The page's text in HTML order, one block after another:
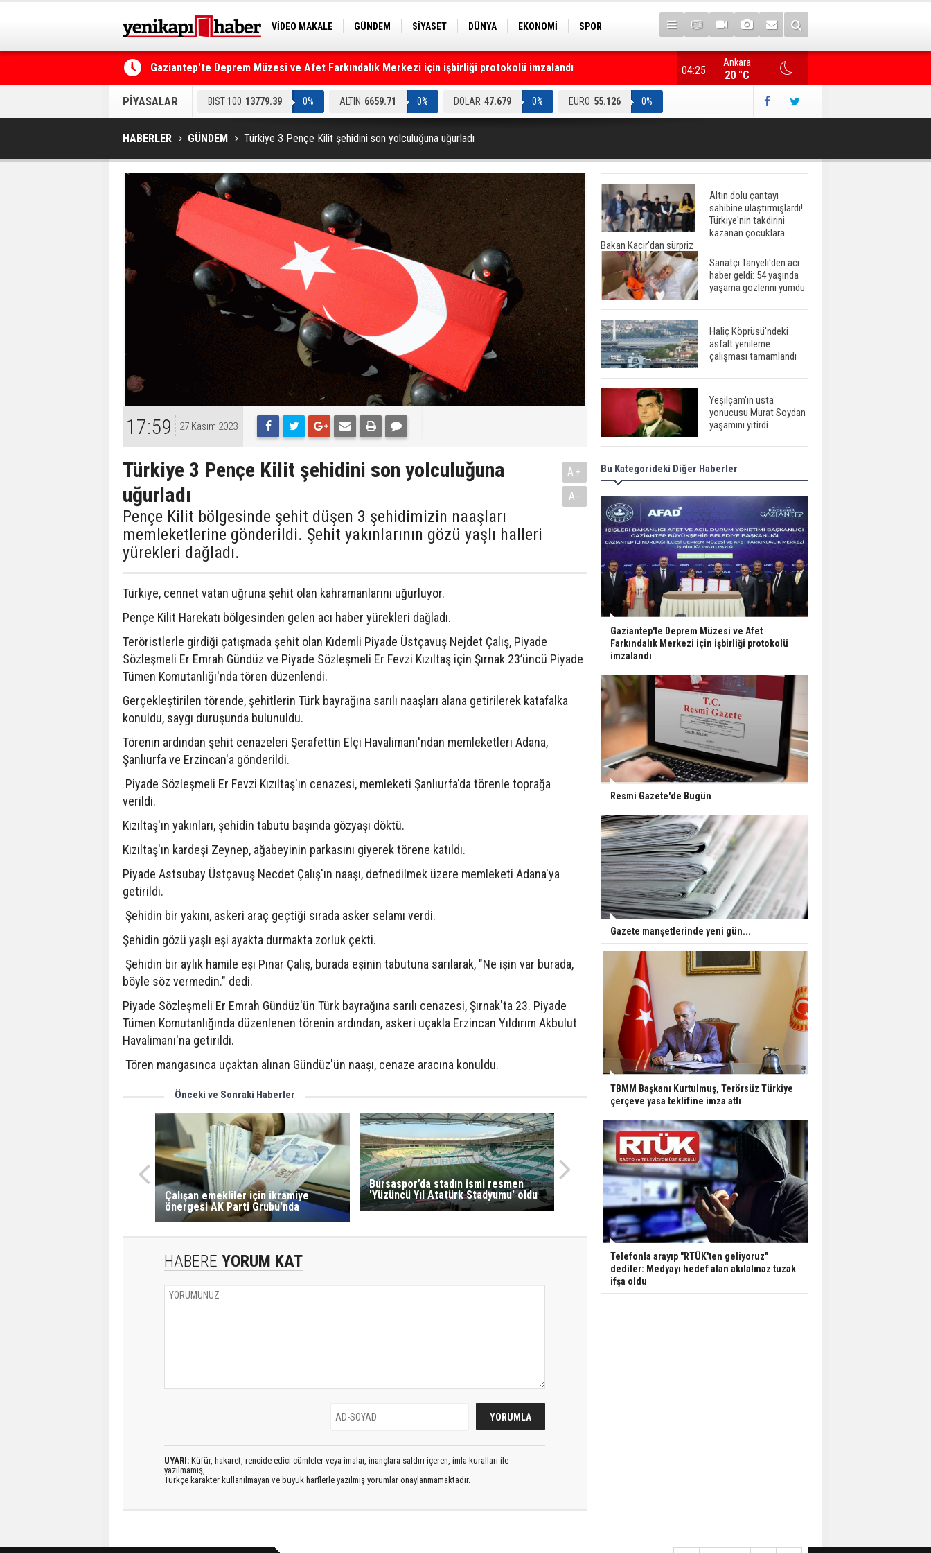
VİDEO MAKALE GÜNDEM SİYASET DÜNYA EKONOMİ
SPOR
Gaziantep'te Deprem Müzesi ve Afet Farkındalık Merkezi için işbirliği protokolü imzalandı
Gazete manşetlerinde yeni gün...
Ankara
20 °C
04:25
PİYASALAR BIST 100 13779.39 0% ALTIN 6659.71 0% DOLAR 47.679 0% EURO 55.126 0%
HABERLER GÜNDEM Türkiye 3 Pençe Kilit şehidini son yolculuğuna uğurladı
17:59 27 Kasım 2023
Türkiye 3 Pençe Kilit şehidini son yolculuğuna
uğurladı
Pençe Kilit bölgesinde şehit düşen 3 şehidimizin naaşları
memleketlerine gönderildi. Şehit yakınlarının gözü yaşlı halleri
yürekleri dağladı.
A+
A-
Türkiye, cennet vatan uğruna şehit olan kahramanlarını uğurluyor.
Pençe Kilit Harekatı bölgesinden gelen acı haber yürekleri dağladı.
Teröristlerle girdiği çatışmada şehit olan Kıdemli Piyade Üstçavuş Nejdet Çalış, Piyade
Sözleşmeli Er Emrah Gündüz ve Piyade Sözleşmeli Er Fevzi Kızıltaş için Şırnak 23’üncü Piyade
Tümen Komutanlığı'nda tören düzenlendi.
Gerçekleştirilen törende, şehitlerin Türk bayrağına sarılı naaşları alana getirilerek katafalka
konuldu, saygı duruşunda bulunuldu.
Törenin ardından şehit cenazeleri Şerafettin Elçi Havalimanı'ndan memleketleri Adana,
Şanlıurfa ve Erzincan'a gönderildi.
Piyade Sözleşmeli Er Fevzi Kızıltaş'ın cenazesi, memleketi Şanlıurfa'da törenle toprağa
verildi.
Kızıltaş'ın yakınları, şehidin tabutu başında gözyaşı döktü.
Kızıltaş'ın kardeşi Zeynep, ağabeyinin parkasını giyerek törene katıldı.
Piyade Astsubay Üstçavuş Necdet Çalış'ın naaşı, defnedilmek üzere memleketi Adana'ya
getirildi.
Şehidin bir yakını, askeri araç geçtiği sırada asker selamı verdi.
Şehidin gözü yaşlı eşi ayakta durmakta zorluk çekti.
Şehidin bir aylık hamile eşi Pınar Çalış, burada eşinin tabutuna sarılarak, "Ne işin var burada,
böyle söz vermedin." dedi.
Piyade Sözleşmeli Er Emrah Gündüz'ün Türk bayrağına sarılı cenazesi, Şırnak'ta 23. Piyade
Tümen Komutanlığında düzenlenen törenin ardından, askeri uçakla Erzincan Yıldırım Akbulut
Havalimanı'na getirildi.
Tören mangasınca uçaktan alınan Gündüz'ün naaşı, cenaze aracına konuldu.
Önceki ve Sonraki Haberler
Çalışan emekliler için ikramiye
önergesi AK Parti Grubu'nda
Bursaspor’da stadın ismi resmen
'Yüzüncü Yıl Atatürk Stadyumu' oldu
HABERE YORUM KAT
UYARI: Küfür, hakaret, rencide edici cümleler veya imalar, inançlara saldırı içeren, imla kuralları ile
yazılmamış,
Türkçe karakter kullanılmayan ve büyük harflerle yazılmış yorumlar onaylanmamaktadır.
Altın dolu çantayı
sahibine ulaştırmışlardı!
Türkiye'nin takdirini
kazanan çocuklara
Bakan Kacır'dan sürpriz
Sanatçı Tanyeli'den acı
haber geldi: 54 yaşında
yaşama gözlerini yumdu
Haliç Köprüsü'ndeki
asfalt yenileme
çalışması tamamlandı
Yeşilçam'ın usta
yonucusu Murat Soydan
yaşamını yitirdi
Meral Akşener ile
Müsavat Dervişoğlu
cenazede görüntülendi
29 Mayıs okullar tatil mi?
Bilim kurgu
gerçekleşiyor...
Dondurulmuş insanları
hayata döndürecek keşif
Ünlü türkücü Mahmut
Tuncer estetik
operasyon geçirdi: Son
hali gündem oldu
Yerli turist 229,7 milyar
lira seyahat harcaması
yaptı
Gazze'deki Sağlık
Bakanlığı duyurdu:
Vahşetin pençesinde 2
salgın vaka tespit edildi
Bu Kategorideki Diğer Haberler
Gaziantep'te Deprem Müzesi ve Afet
Farkındalık Merkezi için işbirliği protokolü
imzalandı
Resmi Gazete'de Bugün
Gazete manşetlerinde yeni gün...
TBMM Başkanı Kurtulmuş, Terörsüz Türkiye
çerçeve yasa teklifine imza attı
Telefonla arayıp "RTÜK'ten geliyoruz"
dediler: Medyayı hedef alan akılalmaz tuzak
ifşa oldu